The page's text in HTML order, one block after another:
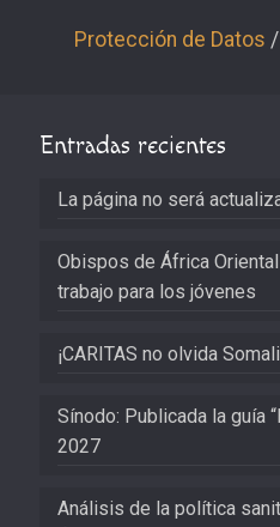
Protección de Datos /
Entradas recientes
La página no será
Obispos de África
trabajo para los jóvenes
¡CARITAS no olvida
Sínodo: Publicada la guía
2027
Análisis de la política